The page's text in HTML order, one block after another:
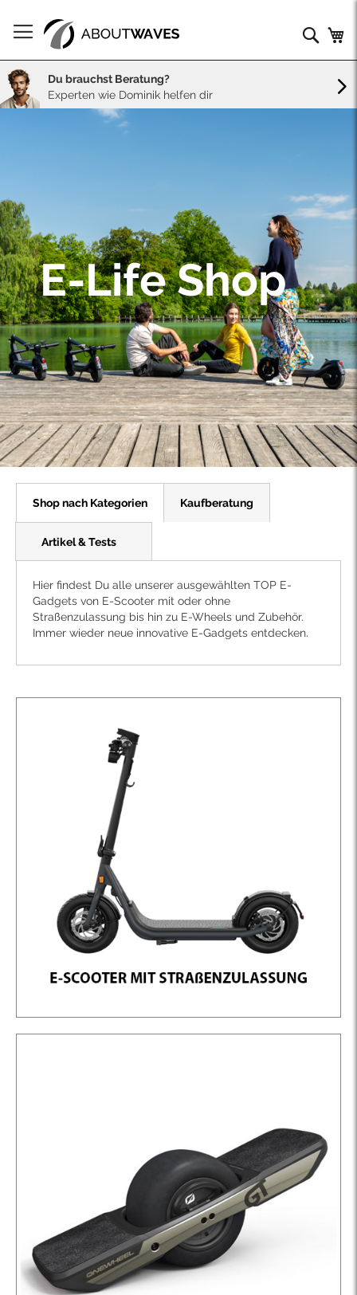
zum
Inhalt
Du brauchst Beratung?
Experten wie Dominik helfen dir
E-Life Shop
Shop nach Kategorien Kaufberatung
Artikel & Tests
Hier findest Du alle unserer ausgewählten TOP E-
Gadgets von E-Scooter mit oder ohne
Straßenzulassung bis hin zu E-Wheels und Zubehör.
Immer wieder neue innovative E-Gadgets entdecken.